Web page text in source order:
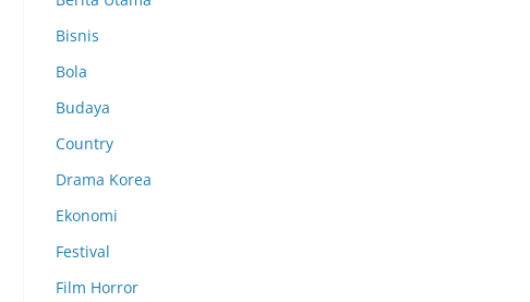
Bisnis
Bola
Budaya
Country
Drama Korea
Ekonomi
Festival
Film Horror